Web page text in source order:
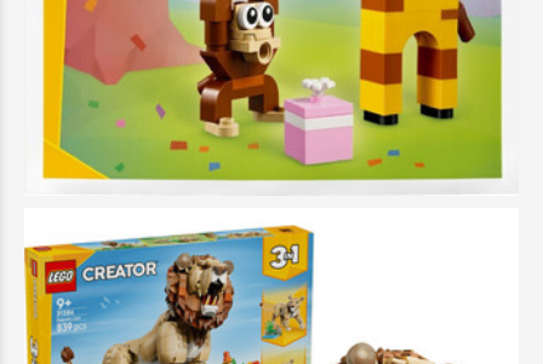
LEGO Creator Animals - 30689
4,99 €
Προσθήκη στο Καλάθι
Άμεσα διαθέσιμο